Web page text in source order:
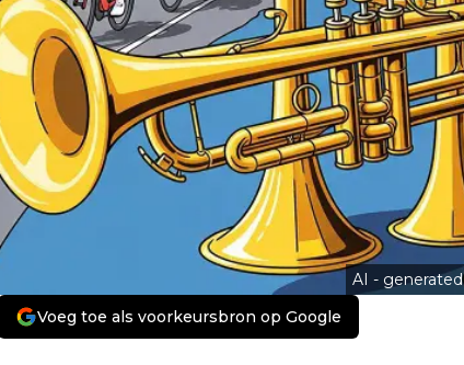
AI - generated
Voeg toe als voorkeursbron op Google